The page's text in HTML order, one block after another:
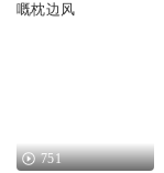
嘅枕边风
751